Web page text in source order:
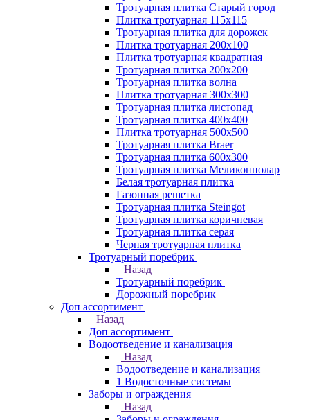
Тротуарная плитка Старый город
Плитка тротуарная 115x115
Тротуарная плитка для дорожек
Плитка тротуарная 200х100
Плитка тротуарная квадратная
Тротуарная плитка 200х200
Тротуарная плитка волна
Плитка тротуарная 300х300
Тротуарная плитка листопад
Тротуарная плитка 400х400
Плитка тротуарная 500x500
Тротуарная плитка Braer
Тротуарная плитка 600х300
Тротуарная плитка Меликонполар
Белая тротуарная плитка
Газонная решетка
Тротуарная плитка Steingot
Тротуарная плитка коричневая
Тротуарная плитка серая
Черная тротуарная плитка
Тротуарный поребрик
Назад
Тротуарный поребрик
Дорожный поребрик
Доп ассортимент
Назад
Доп ассортимент
Водоотведение и канализация
Назад
Водоотведение и канализация
1 Водосточные системы
Заборы и ограждения
Назад